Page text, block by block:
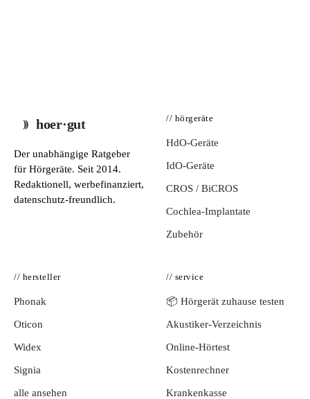
hoer·gut
Der unabhängige Ratgeber
für Hörgeräte. Seit 2014.
Redaktionell, werbefinanziert,
datenschutz-freundlich.
// hörgeräte
HdO-Geräte
IdO-Geräte
CROS / BiCROS
Cochlea-Implantate
Zubehör
// hersteller
Phonak
Oticon
Widex
Signia
alle ansehen
// service
📦 Hörgerät zuhause testen
Akustiker-Verzeichnis
Online-Hörtest
Kostenrechner
Krankenkasse